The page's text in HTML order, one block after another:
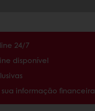
24/7
disponível
sua informação financeira